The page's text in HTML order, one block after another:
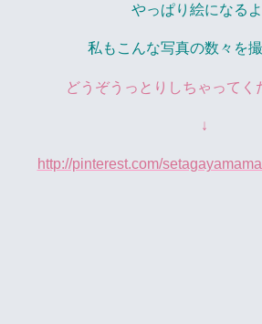
やっぱり絵になる
私もこんな写真の数々を撮
どうぞうっとりしちゃってく
↓
http://pinterest.com/